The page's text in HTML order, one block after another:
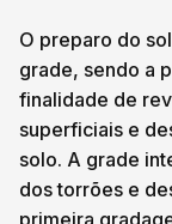
O preparo do
grade, sendo a
finalidade de
superficiais e
solo. A grade
dos torrões e
primeira